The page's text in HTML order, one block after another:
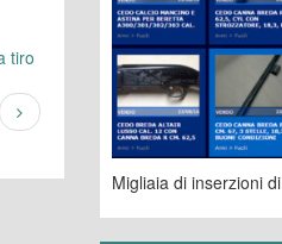
tiro
Migliaia di inserzioni